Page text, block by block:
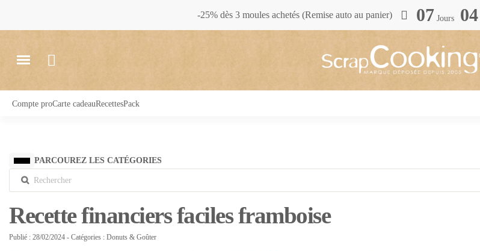
-25% dès 3 moules achetés (Remise auto au panier) 07 Jours 04
Compte proCarte cadeauRecettesPack
PARCOUREZ LES CATÉGORIES
Recette financiers faciles framboise
Publié : 28/02/2024 - Catégories : Donuts & Goûter